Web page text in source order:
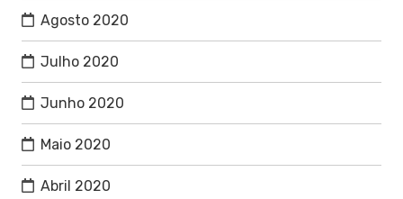
Agosto 2020
Julho 2020
Junho 2020
Maio 2020
Abril 2020